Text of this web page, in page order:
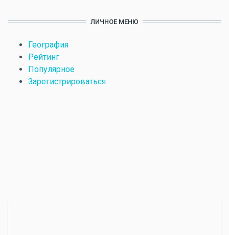
ЛИЧНОЕ МЕНЮ
География
Рейтинг
Популярное
Зарегистрироваться